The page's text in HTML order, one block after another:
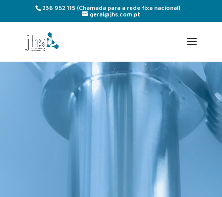
236 952 115 (Chamada para a rede fixa nacional)
geral@jhs.com.pt